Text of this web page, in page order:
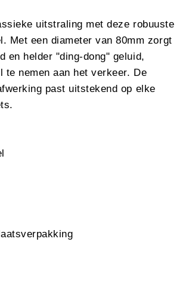
uitstraling met deze robuuste
Met een diameter van 80mm zorgt
en helder "ding-dong" geluid,
te nemen aan het verkeer. De
past uitstekend op elke